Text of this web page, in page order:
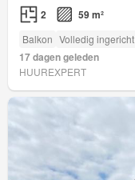
2 59 m²
Balkon Volledig ingericht
17 dagen geleden
HUUREXPERT